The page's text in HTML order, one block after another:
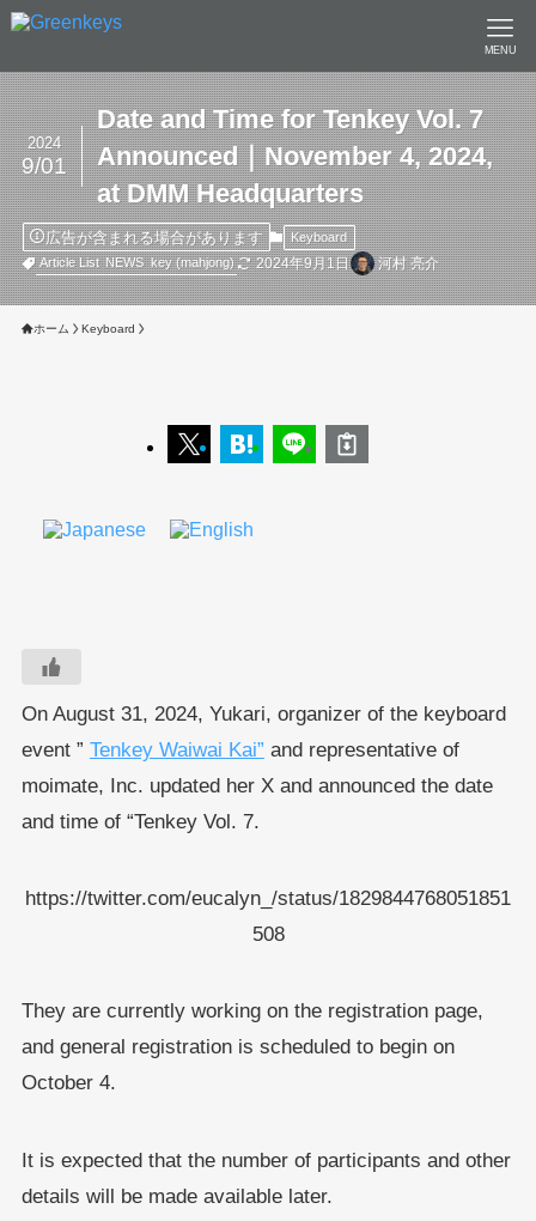
MENU
Date and Time for Tenkey Vol. 7
Announced｜November 4, 2024,
at DMM Headquarters
2024
9/01
広告が含まれる場合があります
Keyboard
Article List
NEWS key (mahjong) 2024年9月1日 河村 亮介
ホーム Keyboard
On August 31, 2024, Yukari, organizer of the keyboard
event ” Tenkey Waiwai Kai” and representative of
moimate, Inc. updated her X and announced the date
and time of “Tenkey Vol. 7.
https://twitter.com/eucalyn_/status/1829844768051851
508
They are currently working on the registration page,
and general registration is scheduled to begin on
October 4.
It is expected that the number of participants and other
details will be made available later.